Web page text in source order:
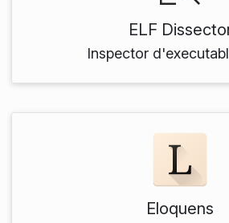
ELF
Inspector
Eloquens